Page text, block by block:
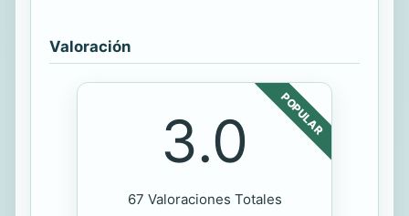
Valoración
POPULAR
3.0
67 Valoraciones Totales